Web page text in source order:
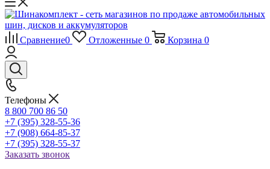
Сравнение0 Отложенные 0 Корзина 0
Телефоны
8 800 700 86 50
+7 (395) 328-55-36
+7 (908) 664-85-37
+7 (395) 328-55-37
Заказать звонок